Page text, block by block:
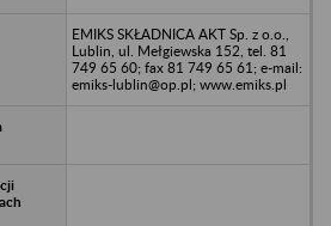
EMIKS SKŁADNICA AKT Sp. z o.o.,
Lublin, ul. Mełgiewska 152, tel. 81
749 65 60; fax 81 749 65 61; e-mail:
emiks-lublin@op.pl; www.emiks.pl